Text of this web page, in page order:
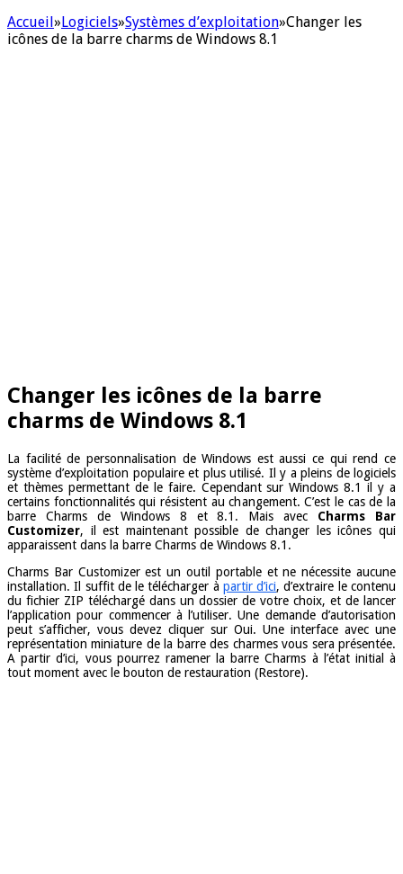
Accueil»Logiciels»Systèmes d’exploitation»Changer les
icônes de la barre charms de Windows 8.1
Changer les icônes de la barre
charms de Windows 8.1
La facilité de personnalisation de Windows est aussi ce qui rend ce
système d’exploitation populaire et plus utilisé. Il y a pleins de logiciels
et thèmes permettant de le faire. Cependant sur Windows 8.1 il y a
certains fonctionnalités qui résistent au changement. C’est le cas de la
barre Charms de Windows 8 et 8.1. Mais avec Charms Bar
Customizer, il est maintenant possible de changer les icônes qui
apparaissent dans la barre Charms de Windows 8.1.
Charms Bar Customizer est un outil portable et ne nécessite aucune
installation. Il suffit de le télécharger à partir d’ici, d’extraire le contenu
du fichier ZIP téléchargé dans un dossier de votre choix, et de lancer
l’application pour commencer à l’utiliser. Une demande d’autorisation
peut s’afficher, vous devez cliquer sur Oui. Une interface avec une
représentation miniature de la barre des charmes vous sera présentée.
A partir d’ici, vous pourrez ramener la barre Charms à l’état initial à
tout moment avec le bouton de restauration (Restore).